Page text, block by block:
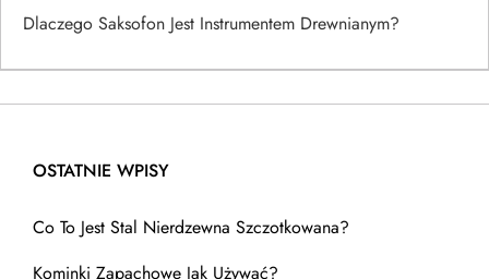
Dlaczego Saksofon Jest Instrumentem Drewnianym?
OSTATNIE WPISY
Co To Jest Stal Nierdzewna Szczotkowana?
Kominki Zapachowe Jak Używać?